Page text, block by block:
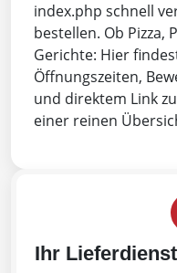
index.php schnell
bestellen. Ob Pizza,
Gerichte: Hier
Öffnungszeiten,
und direktem Link
einer reinen
Ihr